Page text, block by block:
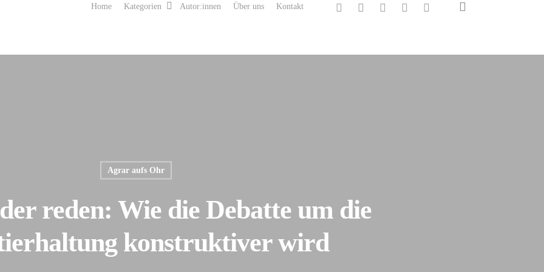
Home Kategorien Autor:innen Über uns Kontakt twitter facebooklinkedin instagramspotify
Agrar aufs Ohr
reden: Wie die Debatte um die
konstruktiver wird